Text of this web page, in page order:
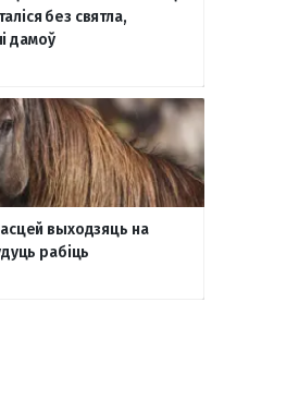
без святла,
дамоў
выходзяць на
рабіць